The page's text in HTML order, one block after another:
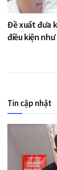
Đề xuất đưa
điều kiện
Tin cập nhật